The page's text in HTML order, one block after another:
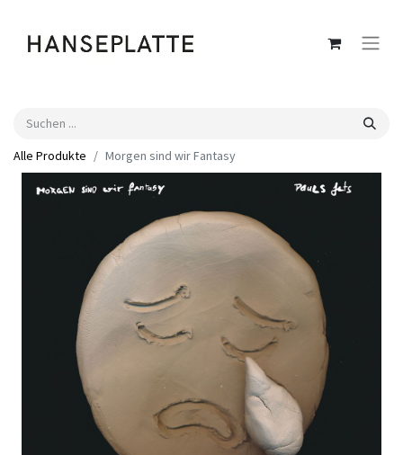
Alle Produkte Morgen sind wir Fantasy